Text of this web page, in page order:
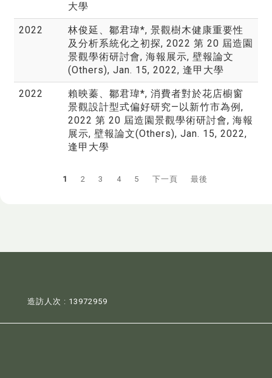
大學
2022
林俊延、鄒君瑋*, 景觀樹木健康重要性
及分析系統化之初探, 2022 第 20 屆造園
景觀學術研討會, 海報展示, 壁報論文
(Others), Jan. 15, 2022, 逢甲大學
2022
賴映蓁、鄒君瑋*, 消費者對於花店櫥窗
景觀設計型式偏好研究—以新竹市為例,
2022 第 20 屆造園景觀學術研討會, 海報
展示, 壁報論文(Others), Jan. 15, 2022,
逢甲大學
1 2 3 4 5 下一頁 最後
造訪人次 : 13972959